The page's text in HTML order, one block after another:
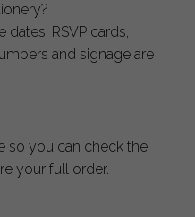
dates, RSVP cards,
and signage are
so you can check the
your full order.